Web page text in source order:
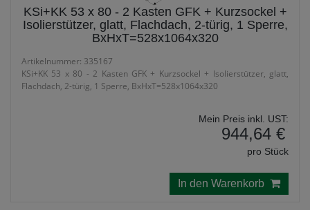
KSi+KK 53 x 80 - 2 Kasten GFK + Kurzsockel +
Isolierstützer, glatt, Flachdach, 2-türig, 1 Sperre,
BxHxT=528x1064x320
Artikelnummer: 335167
KSi+KK 53 x 80 - 2 Kasten GFK + Kurzsockel + Isolierstützer, glatt,
Flachdach, 2-türig, 1 Sperre, BxHxT=528x1064x320
Mein Preis inkl. UST:
944,64 €
pro Stück
In den Warenkorb